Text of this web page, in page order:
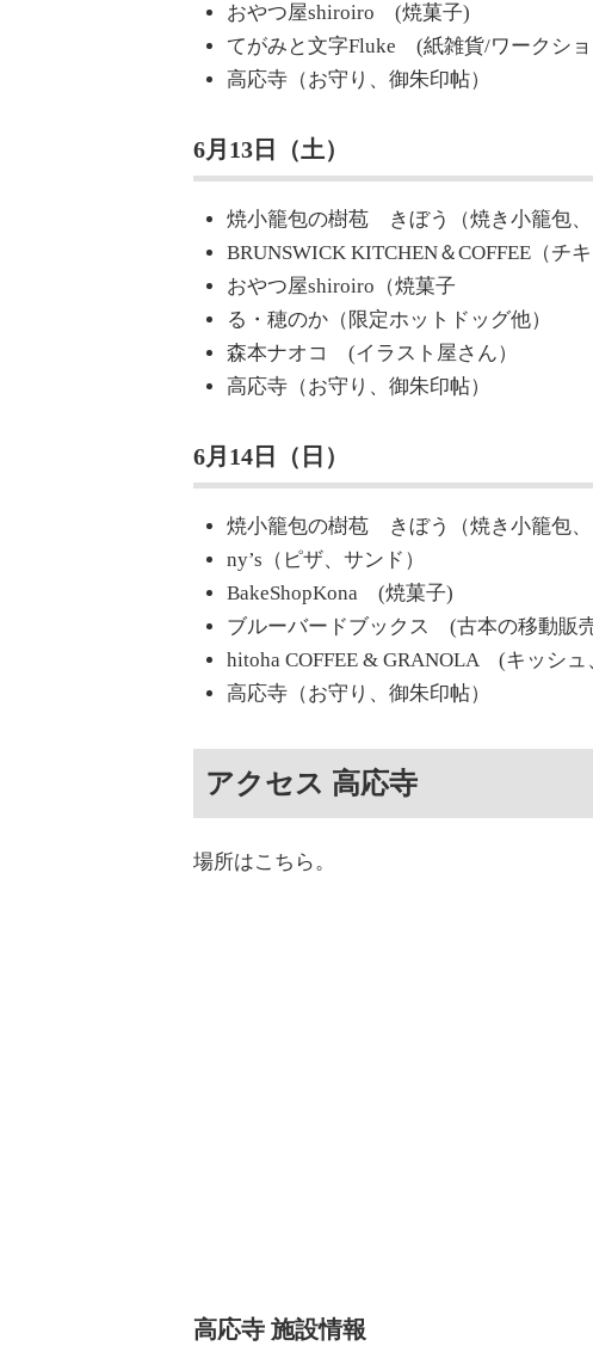
おやつ屋shiroiro (焼菓子)
てがみと文字Fluke (紙雑貨/ワークシ
高応寺（お守り、御朱印帖）
6月13日（土）
焼小籠包の樹苞 きぼう（焼き小籠包、
BRUNSWICK KITCHEN＆COFFEE（チ
おやつ屋shiroiro（焼菓子
る・穂のか（限定ホットドッグ他）
森本ナオコ (イラスト屋さん）
高応寺（お守り、御朱印帖）
6月14日（日）
焼小籠包の樹苞 きぼう（焼き小籠包、
ny’s（ピザ、サンド）
BakeShopKona (焼菓子)
ブルーバードブックス (古本の移動販
hitoha COFFEE & GRANOLA (キッシ
高応寺（お守り、御朱印帖）
アクセス 高応寺
場所はこちら。
高応寺 施設情報